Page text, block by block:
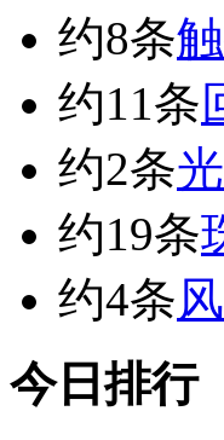
约8条
约11条
约2条
约19条
约4条
今日排行